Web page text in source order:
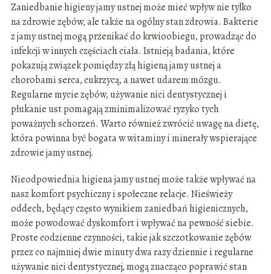
Zaniedbanie higieny jamy ustnej może mieć wpływ nie tylko
na zdrowie zębów, ale także na ogólny stan zdrowia. Bakterie
z jamy ustnej mogą przenikać do krwioobiegu, prowadząc do
infekcji w innych częściach ciała. Istnieją badania, które
pokazują związek pomiędzy złą higieną jamy ustnej a
chorobami serca, cukrzycą, a nawet udarem mózgu.
Regularne mycie zębów, używanie nici dentystycznej i
płukanie ust pomagają zminimalizować ryzyko tych
poważnych schorzeń. Warto również zwrócić uwagę na dietę,
która powinna być bogata w witaminy i minerały wspierające
zdrowie jamy ustnej.
Nieodpowiednia higiena jamy ustnej może także wpływać na
nasz komfort psychiczny i społeczne relacje. Nieświeży
oddech, będący często wynikiem zaniedbań higienicznych,
może powodować dyskomfort i wpływać na pewność siebie.
Proste codzienne czynności, takie jak szczotkowanie zębów
przez co najmniej dwie minuty dwa razy dziennie i regularne
używanie nici dentystycznej, mogą znacząco poprawić stan